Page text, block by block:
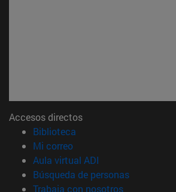
Accesos directos
Biblioteca
Mi correo(abre en nueva ventana)
Aula virtual ADI
Búsqueda de personas(abre en
Trabaja con nosotros(abre en